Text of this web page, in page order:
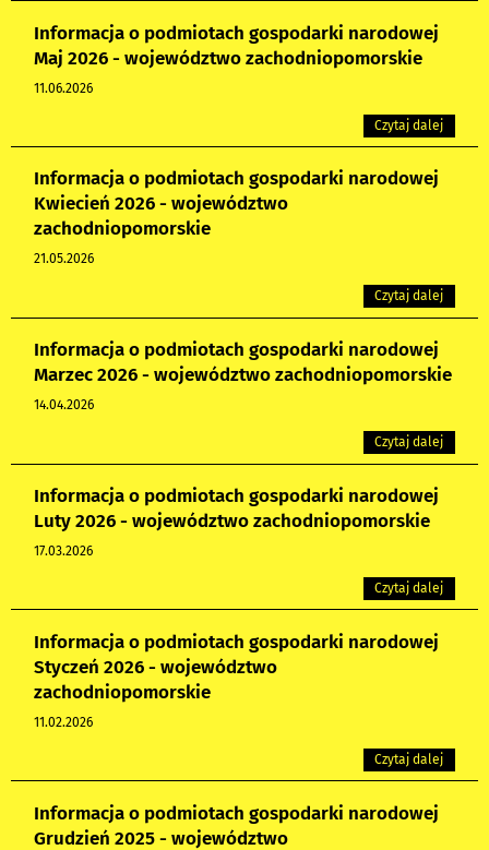
Informacja o podmiotach gospodarki narodowej
Maj 2026 - województwo zachodniopomorskie
11.06.2026
Czytaj dalej
Informacja o podmiotach gospodarki narodowej
Kwiecień 2026 - województwo
zachodniopomorskie
21.05.2026
Czytaj dalej
Informacja o podmiotach gospodarki narodowej
Marzec 2026 - województwo zachodniopomorskie
14.04.2026
Czytaj dalej
Informacja o podmiotach gospodarki narodowej
Luty 2026 - województwo zachodniopomorskie
17.03.2026
Czytaj dalej
Informacja o podmiotach gospodarki narodowej
Styczeń 2026 - województwo
zachodniopomorskie
11.02.2026
Czytaj dalej
Informacja o podmiotach gospodarki narodowej
Grudzień 2025 - województwo